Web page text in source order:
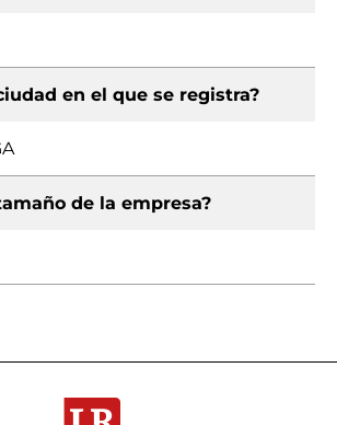
en el que se registra?
de la empresa?